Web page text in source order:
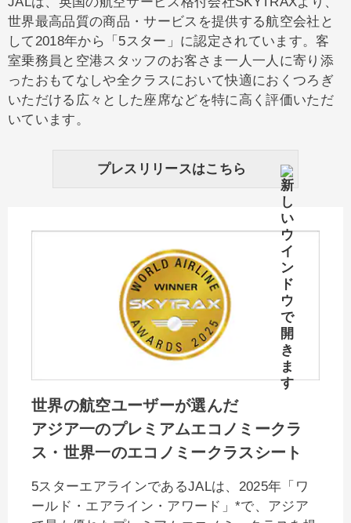
世界最高品質の商品・サービスを提供する航空会社と
して2018年から「5スター」に認定されています。客
室乗務員と空港スタッフのお客さま一人一人に寄り添
ったおもてなしや全クラスにおいて快適におくつろぎ
いただける広々とした座席などを特に高く評価いただ
いています。
プレスリリースはこちら
世界の航空ユーザーが選んだ
アジア一のプレミアムエコノミークラ
ス・世界一のエコノミークラスシート
5スターエアラインであるJALは、2025年「ワ
ールド・エアライン・アワード」*で、アジア